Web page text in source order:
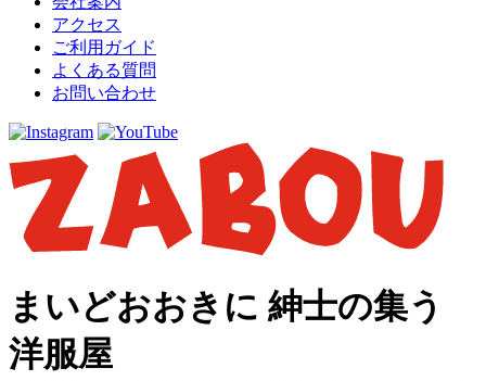
アクセス
ご利用ガイド
よくある質問
お問い合わせ
まいどおおきに 紳士の集う
洋服屋